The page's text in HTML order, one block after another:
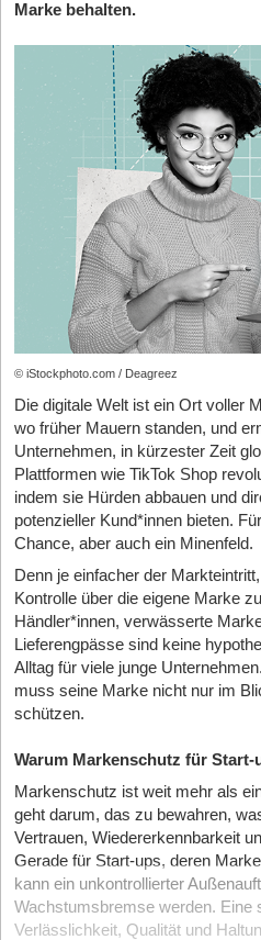
Marke behalten.
© iStockphoto.com / Deagreez
Die digitale Welt ist ein Ort voller
wo früher Mauern standen, und
Unternehmen, in kürzester Zeit
Plattformen wie TikTok Shop
indem sie Hürden abbauen und
potenzieller Kund*innen bieten.
Chance, aber auch ein Minenfeld.
Denn je einfacher der
Kontrolle über die eigene Marke
Händler*innen, verwässerte
Lieferengpässe sind keine
Alltag für viele junge
muss seine Marke nicht nur im
schützen.
Warum Markenschutz für
Markenschutz ist weit mehr als
geht darum, das zu bewahren,
Vertrauen, Wiedererkennbarkeit
Gerade für Start-ups, deren
kann ein unkontrollierter
Wachstumsbremse werden. Eine
Verlässlichkeit, Qualität und